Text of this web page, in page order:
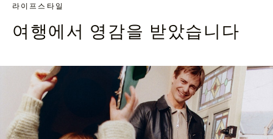
라이프스타일
여행에서 영감을 받았습니다